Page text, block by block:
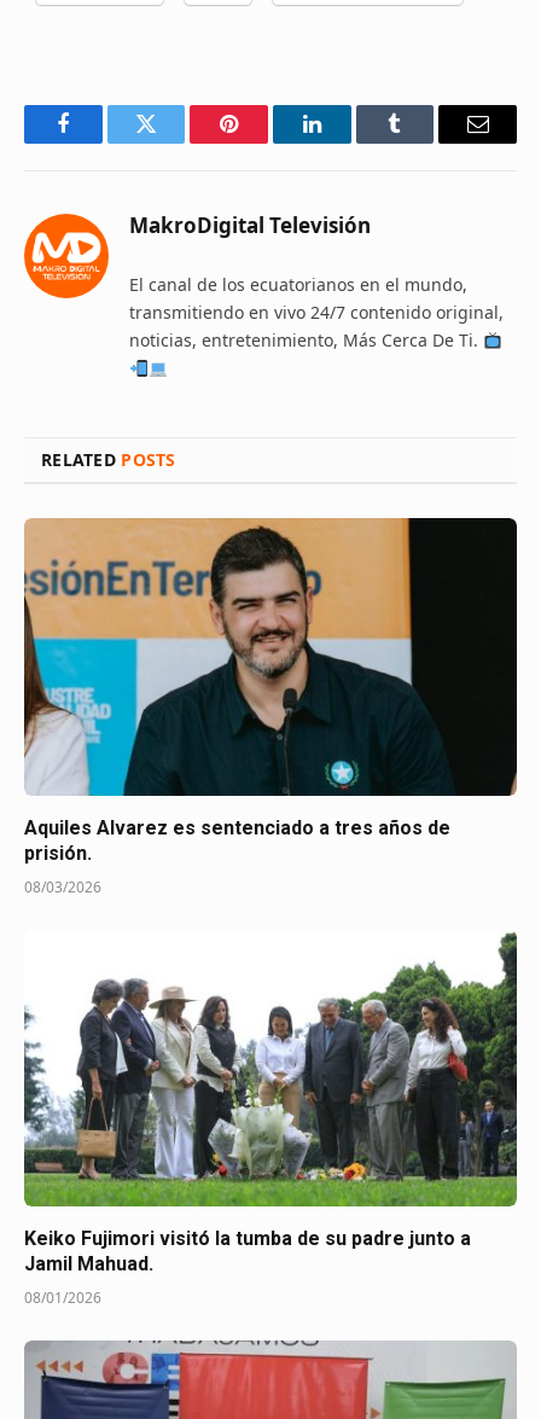
FacebookTwitter Pinterest LinkedInTumblr Email
MakroDigital Televisión
El canal de los ecuatorianos en el mundo,
transmitiendo en vivo 24/7 contenido original,
noticias, entretenimiento, Más Cerca De Ti.
RELATED POSTS
Aquiles Alvarez es sentenciado a tres años de
prisión.
08/03/2026
Keiko Fujimori visitó la tumba de su padre junto a
Jamil Mahuad.
08/01/2026